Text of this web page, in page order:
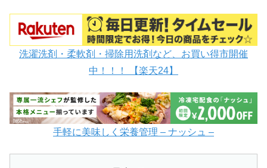
洗濯洗剤・柔軟剤・掃除用洗剤など、お買い得市開催
中！！！ 【楽天24】
手軽に美味しく栄養管理 – ナッシュ –